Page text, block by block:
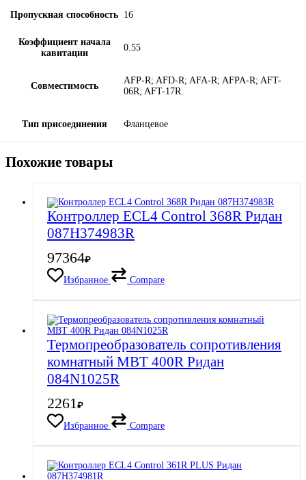
Пропускная способность 16
Коэффициент начала
кавитации
0.55
Совместимость
AFP-R; AFD-R; AFA-R; AFPA-R; AFT-
06R; AFT-17R.
Тип присоединения Фланцевое
Похожие товары
Контроллер ECL4 Control 368R Ридан
087H374983R
97364₽
Избранное
Compare
Термопреобразователь сопротивления
комнатный MBT 400R Ридан
084N1025R
2261₽
Избранное
Compare